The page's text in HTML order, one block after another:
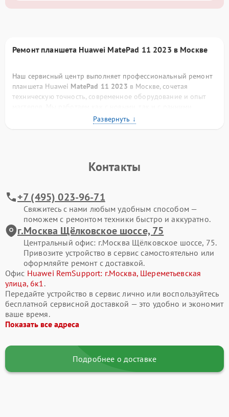
Ремонт планшета Huawei MatePad 11 2023 в Москве
Наш сервисный центр выполняет профессиональный ремонт
планшета Huawei MatePad 11 2023 в Москве, сочетая
техническую точность, современное оборудование и опыт
моделями планшетов бренда, обеспечиваем полное
восстановление устройства — от устранения мелких
первичной диагностики и оценки состояния.
Наши преимущества
Мы подходим к ремонту планшетов Huawei комплексно,
уделяя внимание каждому аспекту работы устройства.
Каждый мастер имеет большой опыт в восстановлении
электроники, а также доступ к специализированным
инструментам и сертифицированным компонентам.
Тщательная диагностика
— проверяем дисплейный модуль,
сенсор, шлейфы, накопитель, аккумулятор, контроллеры и
системные узлы, определяем как явные, так и скрытые
Контакты
+7 (495) 023-96-71
Свяжитесь с нами любым удобным способом —
поможем с ремонтом техники быстро и аккуратно.
г.Москва Щёлковское шоссе, 75
Центральный офис: г.Москва Щёлковское шоссе, 75.
Привозите устройство в сервис самостоятельно или
оформляйте ремонт с доставкой.
Офис Huawei RemSupport: г.Москва, Шереметьевская
улица, 6к1.
Передайте устройство в сервис лично или воспользуйтесь
бесплатной сервисной доставкой — это удобно и экономит
ваше время.
Показать все адреса
Подробнее о доставке